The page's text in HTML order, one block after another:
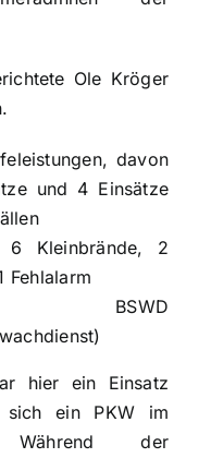
Ole Kröger
davon
und 4 Einsätze
6 Kleinbrände, 2
Fehlalarm
hier ein Einsatz
ein PKW im
Während der